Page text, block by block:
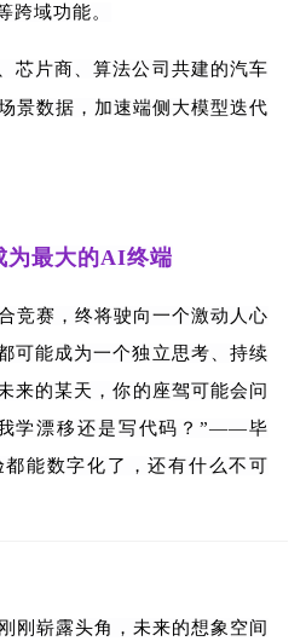
跨域功能。
芯片商、算法公司共建的汽车
景数据，加速端侧大模型迭代
为最大的AI终端
竞赛，终将驶向一个激动人心
能成为一个独立思考、持续
来的某天，你的座驾可能会问
学漂移还是写代码？”——毕
能数字化了，还有什么不可
刚崭露头角，未来的想象空间